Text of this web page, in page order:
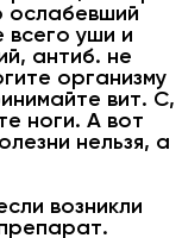
ослабевший
уши и
антиб. не
организму
вит. С,
ноги. А вот
нельзя, а
возникли